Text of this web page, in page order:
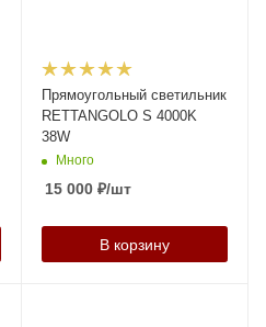
Прямоугольный светильник
RETTANGOLO S 4000K
38W
Много
15 000₽/шт
В корзину